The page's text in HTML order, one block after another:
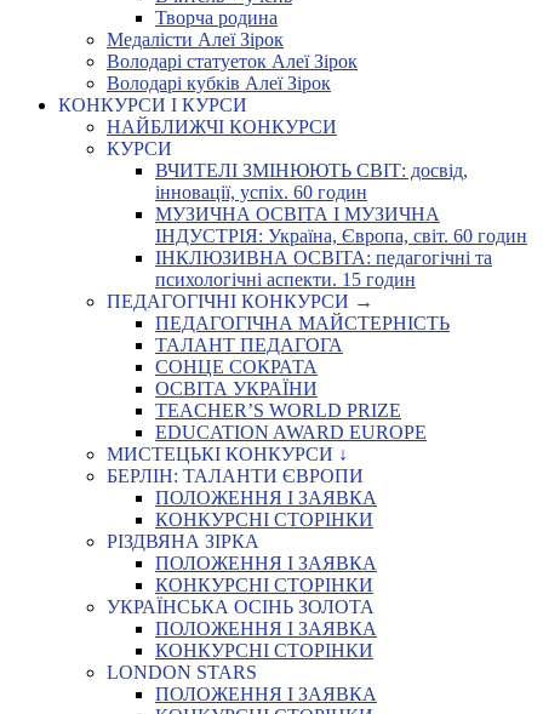
Творча родина
Медалісти Алеї Зірок
Володарі статуеток Алеї Зірок
Володарі кубків Алеї Зірок
КОНКУРСИ І КУРСИ
НАЙБЛИЖЧІ КОНКУРСИ
КУРСИ
ВЧИТЕЛІ ЗМІНЮЮТЬ СВІТ: досвід,
інновації, успіх. 60 годин
МУЗИЧНА ОСВІТА І МУЗИЧНА
ІНДУСТРІЯ: Україна, Європа, світ. 60 годин
ІНКЛЮЗИВНА ОСВІТА: педагогічні та
психологічні аспекти. 15 годин
ПЕДАГОГІЧНІ КОНКУРСИ →
ПЕДАГОГІЧНА МАЙСТЕРНІСТЬ
ТАЛАНТ ПЕДАГОГА
СОНЦЕ СОКРАТА
ОСВІТА УКРАЇНИ
TEACHER’S WORLD PRIZE
EDUCATION AWARD EUROPE
МИСТЕЦЬКІ КОНКУРСИ ↓
БЕРЛІН: ТАЛАНТИ ЄВРОПИ
ПОЛОЖЕННЯ І ЗАЯВКА
КОНКУРСНІ СТОРІНКИ
РІЗДВЯНА ЗІРКА
ПОЛОЖЕННЯ І ЗАЯВКА
КОНКУРСНІ СТОРІНКИ
УКРАЇНСЬКА ОСІНЬ ЗОЛОТА
ПОЛОЖЕННЯ І ЗАЯВКА
КОНКУРСНІ СТОРІНКИ
LONDON STARS
ПОЛОЖЕННЯ І ЗАЯВКА